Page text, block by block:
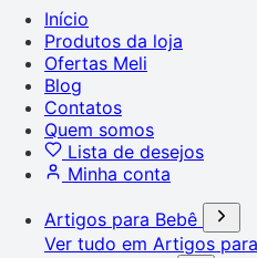
Início
Produtos da loja
Ofertas Meli
Blog
Contatos
Quem somos
Lista de desejos
Minha conta
Artigos para Bebê
Ver tudo em Artigos